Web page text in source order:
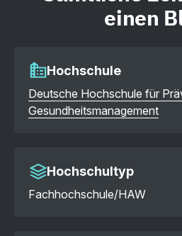
einen
Hochschule
Deutsche Hochschule für
Gesundheitsmanagement
Hochschultyp
Fachhochschule/HAW